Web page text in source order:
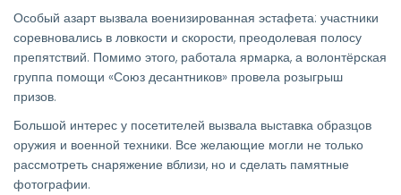
Особый азарт вызвала военизированная эстафета: участники
соревновались в ловкости и скорости, преодолевая полосу
препятствий. Помимо этого, работала ярмарка, а волонтёрская
группа помощи «Союз десантников» провела розыгрыш
призов.
Большой интерес у посетителей вызвала выставка образцов
оружия и военной техники. Все желающие могли не только
рассмотреть снаряжение вблизи, но и сделать памятные
фотографии.